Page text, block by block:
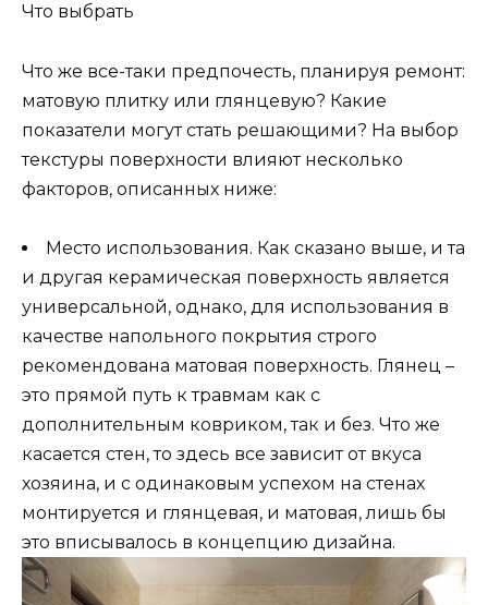
Что выбрать
Что же все-таки предпочесть, планируя ремонт:
матовую плитку или глянцевую? Какие
показатели могут стать решающими? На выбор
текстуры поверхности влияют несколько
факторов, описанных ниже:
Место использования. Как сказано выше, и та
и другая керамическая поверхность является
универсальной, однако, для использования в
качестве напольного покрытия строго
рекомендована матовая поверхность. Глянец –
это прямой путь к травмам как с
дополнительным ковриком, так и без. Что же
касается стен, то здесь все зависит от вкуса
хозяина, и с одинаковым успехом на стенах
монтируется и глянцевая, и матовая, лишь бы
это вписывалось в концепцию дизайна.